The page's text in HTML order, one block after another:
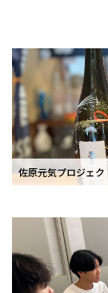
佐原元気プロジェ